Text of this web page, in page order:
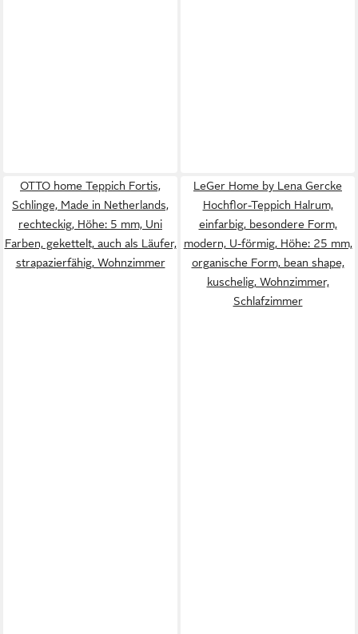
OTTO home Teppich Fortis,
Schlinge, Made in Netherlands,
rechteckig, Höhe: 5 mm, Uni
Farben, gekettelt, auch als Läufer,
strapazierfähig, Wohnzimmer
LeGer Home by Lena Gercke
Hochflor-Teppich Halrum,
einfarbig, besondere Form,
modern, U-förmig, Höhe: 25 mm,
organische Form, bean shape,
kuschelig, Wohnzimmer,
Schlafzimmer